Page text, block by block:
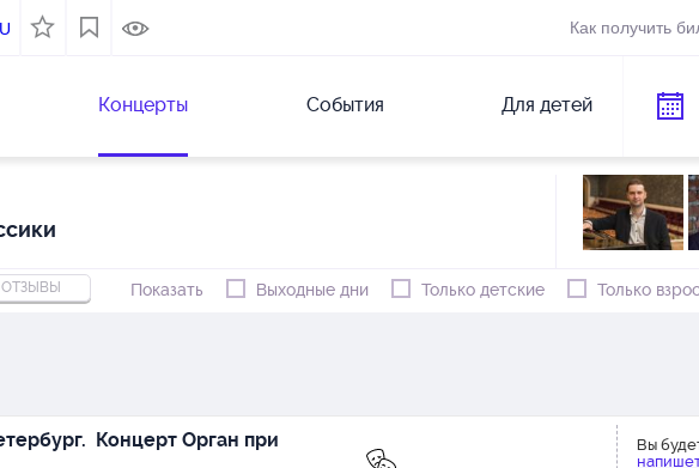
Как получить
Концерты События Для детей
ОТЗЫВЫ Показать Выходные дни Только детские Только
Концерт Орган при
Вы